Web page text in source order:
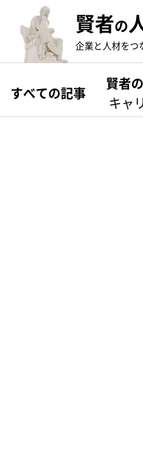
賢者の
企業と人材をつ
すべての記事
賢者
キャ